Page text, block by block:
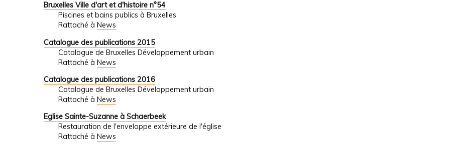
Bruxelles Ville d'art et d'histoire n°54
Piscines et bains publics à Bruxelles
Rattaché à News
Catalogue des publications 2015
Catalogue de Bruxelles Développement urbain
Rattaché à News
Catalogue des publications 2016
Catalogue de Bruxelles Développement urbain
Rattaché à News
Eglise Sainte-Suzanne à Schaerbeek
Restauration de l'enveloppe extérieure de l'église
Rattaché à News